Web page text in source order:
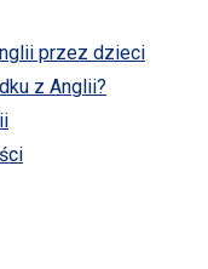
przez dzieci
z Anglii?